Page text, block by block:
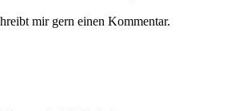
mir gern einen Kommentar.